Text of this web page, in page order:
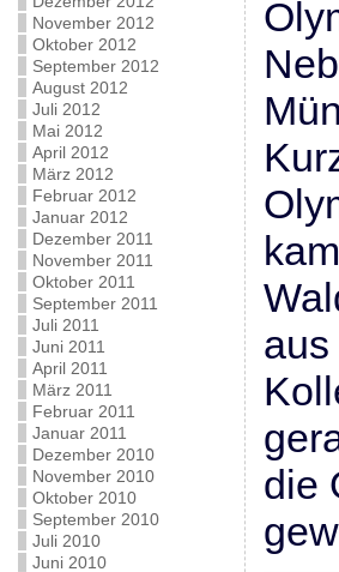
November 2012
Oktober 2012
September 2012
August 2012
Juli 2012
Mai 2012
April 2012
März 2012
Februar 2012
Januar 2012
Dezember 2011
November 2011
Oktober 2011
September 2011
Juli 2011
Juni 2011
April 2011
März 2011
Februar 2011
Januar 2011
Dezember 2010
November 2010
Oktober 2010
September 2010
Juli 2010
Juni 2010
die